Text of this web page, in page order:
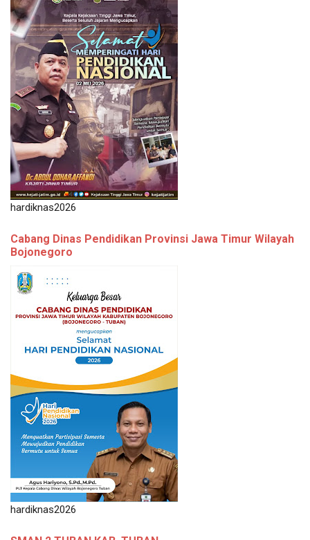
hardiknas2026
Cabang Dinas Pendidikan Provinsi Jawa Timur Wilayah
Bojonegoro
hardiknas2026